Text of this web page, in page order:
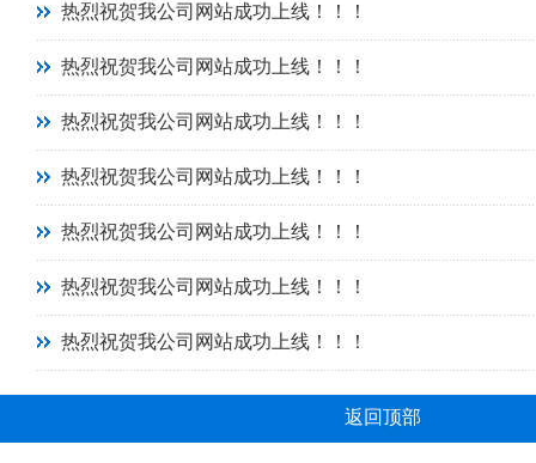
热烈祝贺我公司网站成功上线！！！
热烈祝贺我公司网站成功上线！！！
热烈祝贺我公司网站成功上线！！！
热烈祝贺我公司网站成功上线！！！
热烈祝贺我公司网站成功上线！！！
热烈祝贺我公司网站成功上线！！！
热烈祝贺我公司网站成功上线！！！
返回顶部